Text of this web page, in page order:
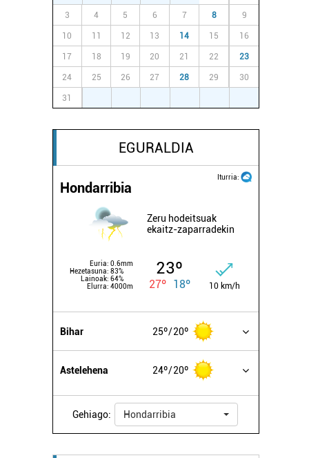
3 4 5 6 7 8 9
10 11 12 13 14 15 16
17 18 19 20 21 22 23
24 25 26 27 28 29 30
31
EGURALDIA
Iturria:
Hondarribia
Zeru hodeitsuak
ekaitz-zaparradekin
Euria: 0.6mm
Hezetasuna: 83%
Lainoak: 64%
Elurra: 4000m
23º
27º 18º 10 km/h
Bihar 25º 20º
Astelehena 24º 20º
Gehiago: Hondarribia